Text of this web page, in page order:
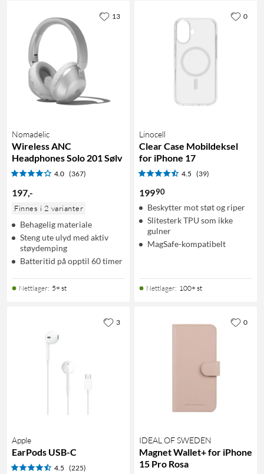
Nomadelic
Wireless ANC
Headphones Solo 201 Sølv
4.0 (367)
197,-
Finnes i 2 varianter
Behagelig materiale
Steng ute ulyd med aktiv
støydemping
Batteritid på opptil 60 timer
Nettlager: 5+ st
13
Linocell
Clear Case Mobildeksel
for iPhone 17
4.5 (39)
19990
Beskytter mot støt og riper
Slitesterk TPU som ikke
gulner
MagSafe-kompatibelt
Nettlager: 100+ st
0
Apple
EarPods USB-C
4.5 (225)
3
IDEAL OF SWEDEN
Magnet Wallet+ for iPhone
15 Pro Rosa
0